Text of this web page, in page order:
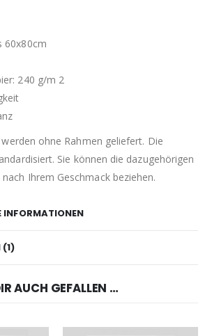
60x80cm
240 g/m 2
ohne Rahmen geliefert. Die
Sie können die dazugehörigen
Ihrem Geschmack beziehen.
INFORMATIONEN
(1)
AUCH GEFALLEN …